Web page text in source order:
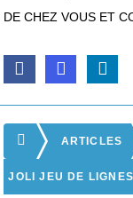
DE CHEZ VOUS ET
ARTICLES
JOLI JEU DE